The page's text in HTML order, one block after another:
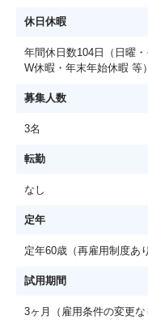
休日休暇
年間休日数104日（日曜
W休暇・年末年始休暇 等
募集人数
3名
転勤
なし
定年
定年60歳（再雇用制度あ
試用期間
3ヶ月（雇用条件の変更な